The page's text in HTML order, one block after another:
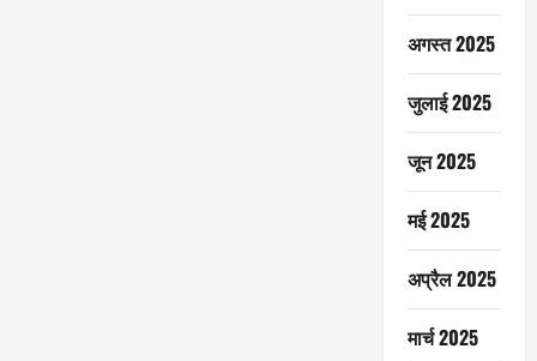
अगस्त 2025
जुलाई 2025
जून 2025
मई 2025
अप्रैल 2025
मार्च 2025